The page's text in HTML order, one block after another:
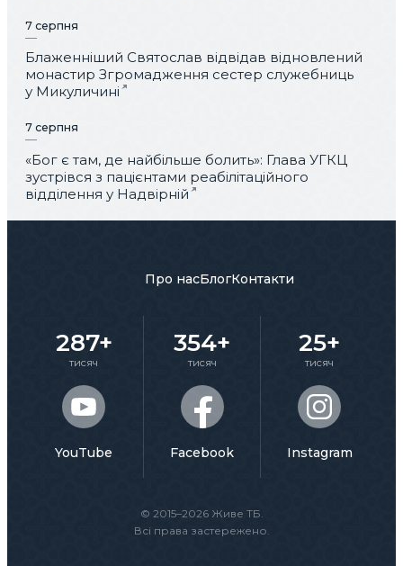
7 серпня
Блаженніший Святослав відвідав відновлений
монастир Згромадження сестер служебниць
у Микуличині
7 серпня
«Бог є там, де найбільше болить»: Глава УГКЦ
зустрівся з пацієнтами реабілітаційного
відділення у Надвірній
© 2015–2026 Живе ТБ.
Всі права застережено.
Про насБлогКонтакти
287+
тисяч
YouTube
354+
тисяч
Facebook
25+
тисяч
Instagram